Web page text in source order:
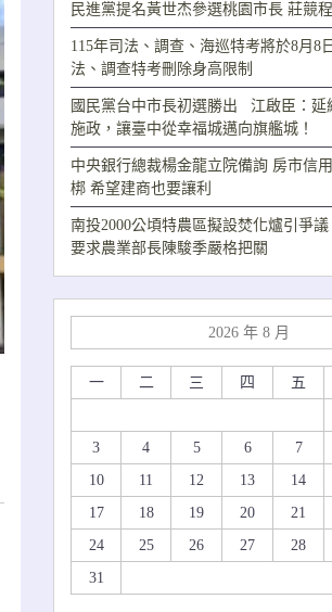
民進黨提名黃世杰參選桃園市長 莊競
115年司法、調查、海巡特考將於8月8
法、調查特考刪除身高限制
國民黨台中市長初選勝出 江啟臣：延
施政，讓臺中從幸福城邁向旗艦城！
中央銀行總裁楊金龍立院備詢 房市信
梆 希望建商也要讓利
南投2000公頃特農區擬設焚化爐引爭
要求農業部長陳駿季嚴格把關
2026 年 8 月
一 二 三 四 五
3
4 5 6 7
10
11 12 13 14
17
18 19 20 21
24
25 26 27 28
31